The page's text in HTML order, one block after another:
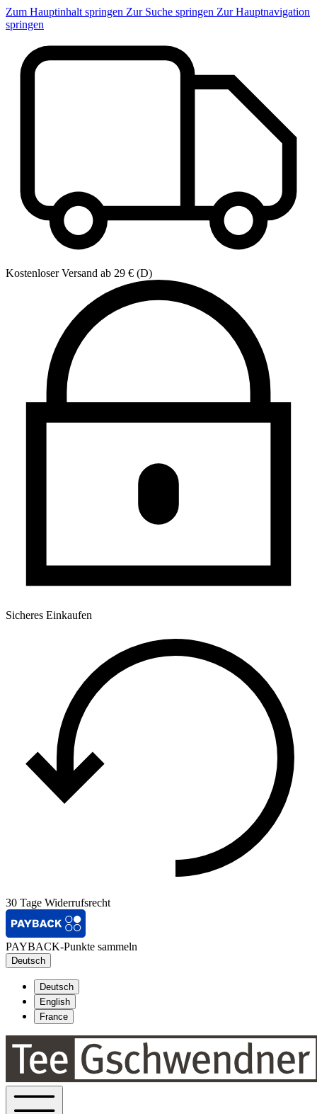
Zum Hauptinhalt springen Zur Suche springen Zur Hauptnavigation
springen
Kostenloser Versand ab 29 € (D)
Sicheres Einkaufen
30 Tage Widerrufsrecht
PAYBACK-Punkte sammeln
Deutsch
Deutsch
English
France